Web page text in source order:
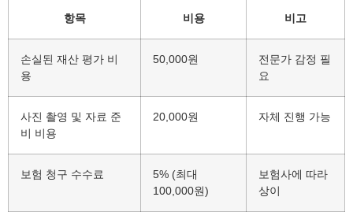
항목 비용 비고
손실된 재산 평가 비
용
50,000원
전문가 감정 필
요
사진 촬영 및 자료 준
비 비용
20,000원 자체 진행 가능
보험 청구 수수료
5% (최대
100,000원)
보험사에 따라
상이